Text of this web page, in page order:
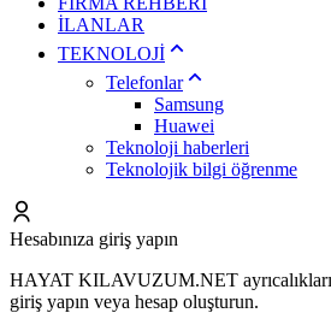
İLANLAR
TEKNOLOJİ
Telefonlar
Samsung
Huawei
Teknoloji haberleri
Teknolojik bilgi öğrenme
Hesabınıza giriş yapın
HAYAT KILAVUZUM.NET
giriş yapın veya hesap oluşturun.